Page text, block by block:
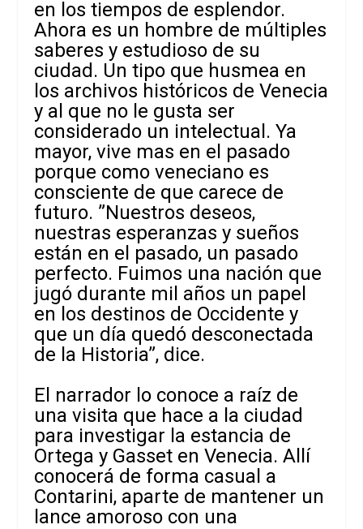
en los tiempos de esplendor.
Ahora es un hombre de múltiples
saberes y estudioso de su
ciudad. Un tipo que husmea en
los archivos históricos de Venecia
y al que no le gusta ser
considerado un intelectual. Ya
mayor, vive mas en el pasado
porque como veneciano es
consciente de que carece de
futuro. ”Nuestros deseos,
nuestras esperanzas y sueños
están en el pasado, un pasado
perfecto. Fuimos una nación que
jugó durante mil años un papel
en los destinos de Occidente y
que un día quedó desconectada
de la Historia”, dice.
El narrador lo conoce a raíz de
una visita que hace a la ciudad
para investigar la estancia de
Ortega y Gasset en Venecia. Allí
conocerá de forma casual a
Contarini, aparte de mantener un
lance amoroso con una